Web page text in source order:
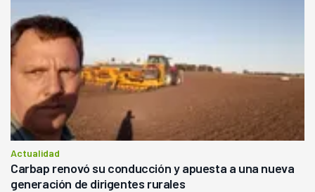
Actualidad
Carbap renovó su conducción y apuesta a una nueva
generación de dirigentes rurales